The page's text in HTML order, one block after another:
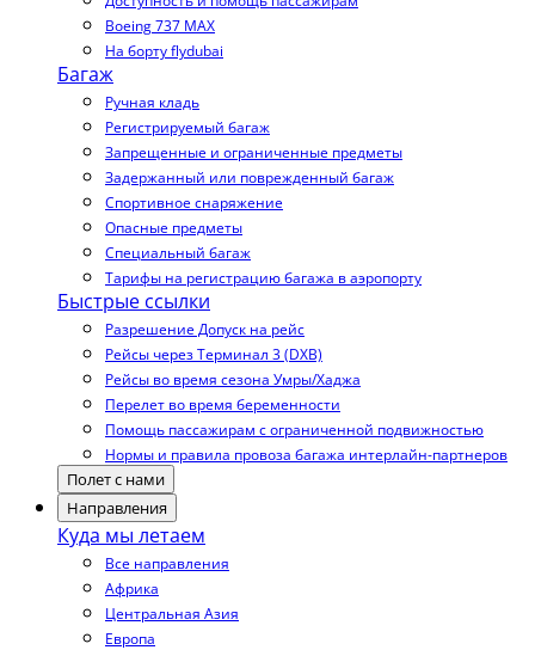
Boeing 737 MAX
На борту flydubai
Багаж
Ручная кладь
Регистрируемый багаж
Запрещенные и ограниченные предметы
Задержанный или поврежденный багаж
Спортивное снаряжение
Опасные предметы
Специальный багаж
Тарифы на регистрацию багажа в аэропорту
Быстрые ссылки
Разрешение Допуск на рейс
Рейсы через Терминал 3 (DXB)
Рейсы во время сезона Умры/Хаджа
Перелет во время беременности
Помощь пассажирам с ограниченной подвижностью
Нормы и правила провоза багажа интерлайн-партнеров
Полет с нами
Направления
Куда мы летаем
Все направления
Африка
Центральная Азия
Европа